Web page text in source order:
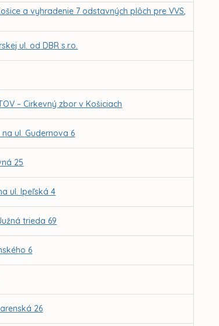
a vyhradenie 7 odstavných plôch pre VVS,
ul. od DBR s.r.o.
– Cirkevný zbor v Košiciach
ul. Gudernova 6
25
ul. Ipeľská 4
trieda 69
6
26